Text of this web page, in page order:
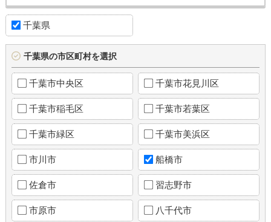
千葉県
千葉県の市区町村を選択
千葉市中央区 千葉市花見川区
千葉市稲毛区 千葉市若葉区
千葉市緑区 千葉市美浜区
市川市 船橋市
佐倉市 習志野市
市原市 八千代市